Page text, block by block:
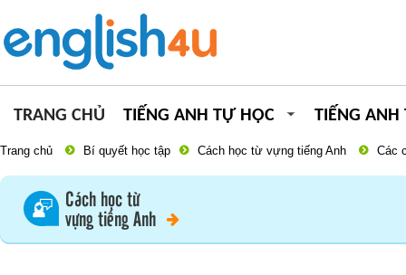
TRANG CHỦ TIẾNG ANH TỰ HỌC TIẾNG ANH
Trang chủ Bí quyết học tập Cách học từ vựng tiếng Anh Các
Cách học từ
vựng tiếng Anh